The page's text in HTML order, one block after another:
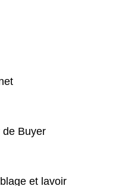
de Buyer
et lavoir